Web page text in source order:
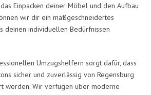
Einpacken deiner Möbel und den Aufbau
wir dir ein maßgeschneidertes
deinen individuellen Bedürfnissen
Umzugshelfern sorgt dafür, dass
sicher und zuverlässig von Regensburg
werden. Wir verfügen über moderne